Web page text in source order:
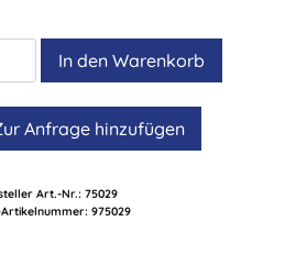
In den Warenkorb
Anfrage hinzufügen
Art.-Nr.: 75029
Artikelnummer: 975029